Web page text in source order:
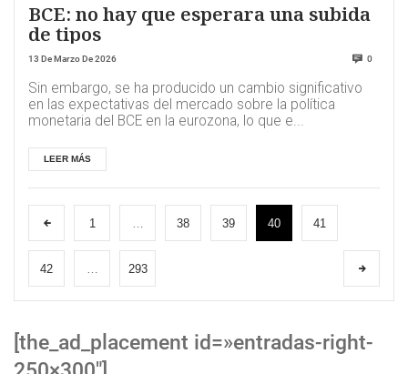
BCE: no hay que esperara una subida
de tipos
13 De Marzo De 2026 0
Sin embargo, se ha producido un cambio significativo
en las expectativas del mercado sobre la política
monetaria del BCE en la eurozona, lo que e...
LEER MÁS
1 38 39 40 41
42 293
[the_ad_placement id=»entradas-right-